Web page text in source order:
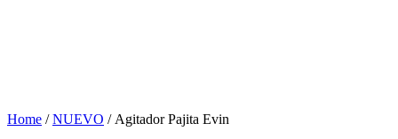
Home /NUEVO / Agitador Pajita Evin